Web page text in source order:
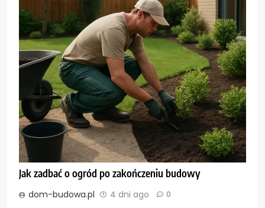
Jak zadbać o ogród po zakończeniu budowy
dom-budowa.pl 4 dni ago 0